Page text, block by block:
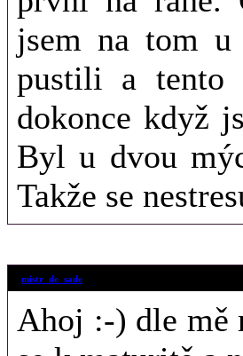
jsem na tom
pustili a tento
dokonce když
Byl u dvou
Takže se
mistr_de_sade
Ahoj :-) dle mě